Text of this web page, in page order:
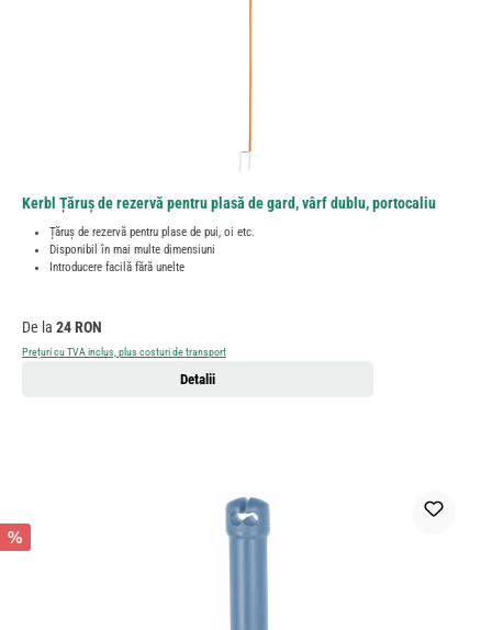
Kerbl Țăruș de rezervă pentru plasă de gard, vârf dublu, portocaliu
Țăruș de rezervă pentru plase de pui, oi etc.
Disponibil în mai multe dimensiuni
Introducere facilă fără unelte
Preț obișnuit:
De la 24 RON
Prețuri cu TVA inclus, plus costuri de transport
Detalii
%